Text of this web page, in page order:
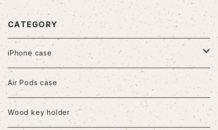
CATEGORY
iPhone case
iPhone7/8/SE2
iPhone8Plus
Air Pods case
Wood key holder